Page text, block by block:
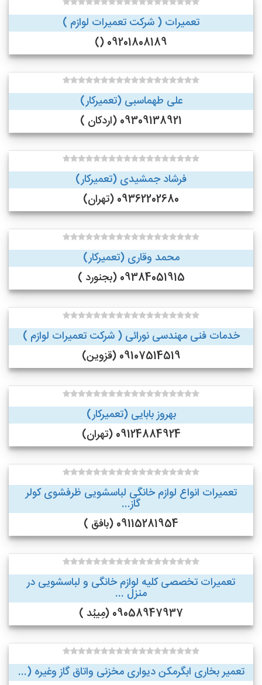
تعمیرات ( شرکت تعمیرات لوازم )
09201808189 ()
علی طهماسبی (تعمیرکار)
09309138921 (اردکان )
فرشاد جمشیدی (تعمیرکار)
09362202680 (تهران)
محمد وقاری (تعمیرکار)
09384051915 (بجنورد )
خدمات فنی مهندسی نورائی ( شرکت تعمیرات لوازم )
09107514519 (قزوین)
بهروز بابایی (تعمیرکار)
09124884924 (تهران)
تعمیرات انواع لوازم خانگی لباسشویی ظرفشوی کولر
گاز...
09115281954 (بافق )
تعمیرات تخصصی کلیه لوازم خانگی و لباسشویی در
منزل ...
09058947937 (مِیبُد )
تعمیر بخاری ابگرمکن دیواری مخزنی واتاق گاز وغیره (...